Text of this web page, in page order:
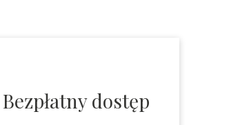
Bezpłatny dostęp